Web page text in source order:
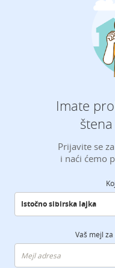
Imate
Prijavite se
i naći ćemo
Vaš mejl